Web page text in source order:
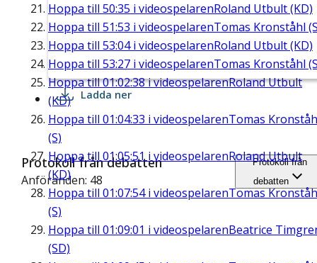
Hoppa till 50:35 i videospelarenRoland Utbult (KD)
Hoppa till 51:53 i videospelarenTomas Kronståhl
Hoppa till 53:04i videospelarenRoland Utbult (KD)
Hoppa till 53:27 i videospelarenTomas Kronståhl
Hoppa till01:02:38i videospelarenRoland Utbult
(KD)
Hoppa till 01:04:33 i videospelarenTomas
(S)
Hoppa till 01:05:51 i videospelarenRoland Utbult
(KD)
Hoppa till 01:07:54i videospelarenTomas
(S)
Hoppa till 01:09:01 i videospelarenBeatrice
(SD)
Ladda ner
Protokoll från debatten
Anföranden: 48
Protokoll från
debatten